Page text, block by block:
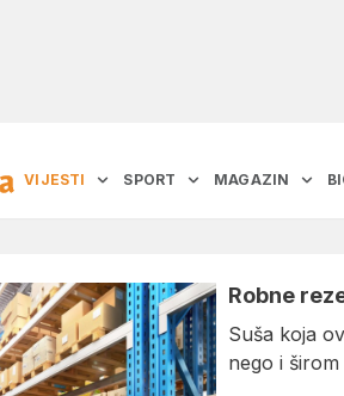
VIJESTI SPORT MAGAZIN
Robne
Suša koja
nego i